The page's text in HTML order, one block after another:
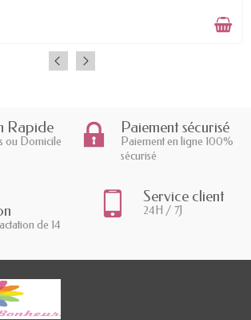
Rapide
ou Domicile
Paiement sécurisé
Paiement en ligne 100%
sécurisé
de 14
Service client
24H / 7J